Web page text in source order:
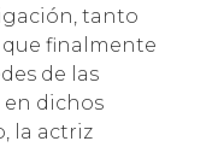
tanto
finalmente
de las
dichos
la actriz